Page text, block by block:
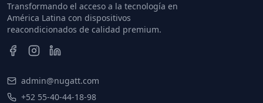
Transformando el acceso a la tecnología en
América Latina con dispositivos
reacondicionados de calidad premium.
admin@nugatt.com
+52 55-40-44-18-98